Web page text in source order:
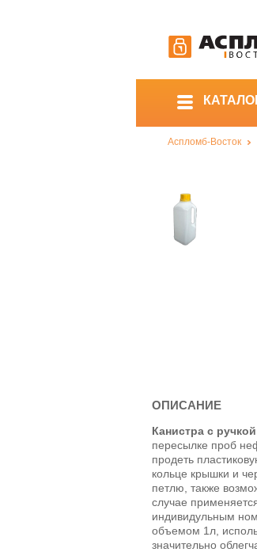
Аспломб-Восток
ОПИСАНИЕ
Канистра с ручкой
пересылке проб
продеть
кольце крышки и
петлю, также
случае
индивидульным
объемом 1л,
значительно